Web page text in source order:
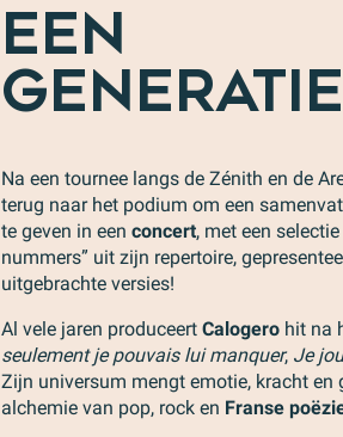
EEN
Na een tournee langs de Zénith en de
terug naar het podium om een
te geven in een concert, met een
nummers” uit zijn repertoire,
uitgebrachte versies!
Al vele jaren produceert Calogero hit na
seulement je pouvais lui manquer, Je
Zijn universum mengt emotie, kracht en
alchemie van pop, rock en Franse